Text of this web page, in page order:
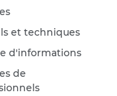
et techniques
d'informations
de